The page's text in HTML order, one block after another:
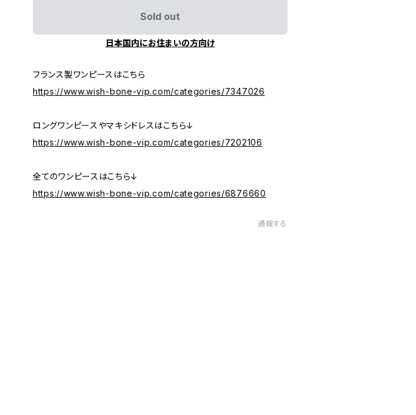
Sold out
日本国内にお住まいの方向け
フランス製ワンピースはこちら
https://www.wish-bone-vip.com/categories/7347026
ロングワンピースやマキシドレスはこちら↓
https://www.wish-bone-vip.com/categories/7202106
全てのワンピースはこちら↓
https://www.wish-bone-vip.com/categories/6876660
通報する